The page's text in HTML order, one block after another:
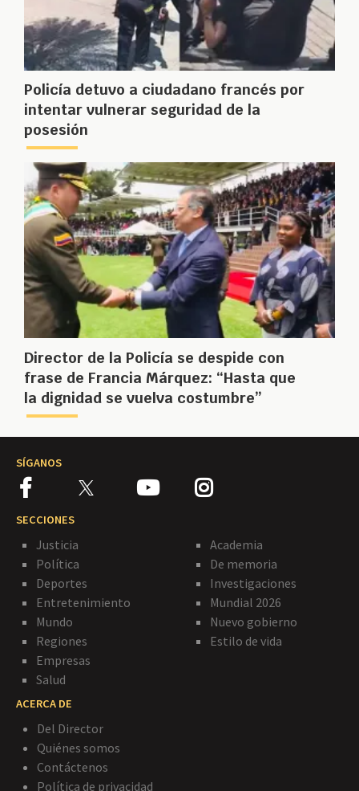
Policía detuvo a ciudadano francés por
intentar vulnerar seguridad de la
posesión
Director de la Policía se despide con
frase de Francia Márquez: “Hasta que
la dignidad se vuelva costumbre”
SÍGANOS
SECCIONES
Justicia
Política
Deportes
Entretenimiento
Mundo
Regiones
Empresas
Salud
Academia
De memoria
Investigaciones
Mundial 2026
Nuevo gobierno
Estilo de vida
ACERCA DE
Del Director
Quiénes somos
Contáctenos
Política de privacidad